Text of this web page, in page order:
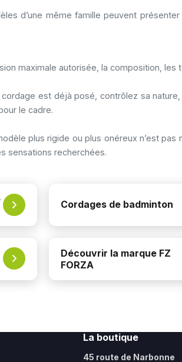
d’une même famille peuvent
maximale autorisée, la composition,
est déjà posé, contrôlez sa
le cadre.
plus rigide ou plus onéreux n’est
sensations recherchées.
Cordages de badminton
Découvrir la marque FZ
FORZA
La boutique
45 route de Narbonne